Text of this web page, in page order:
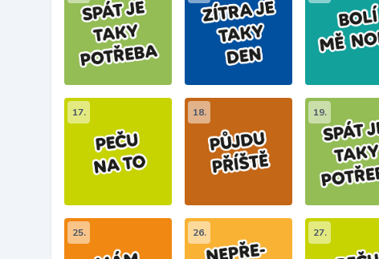
17. 18. 19.
25. 26. 27.